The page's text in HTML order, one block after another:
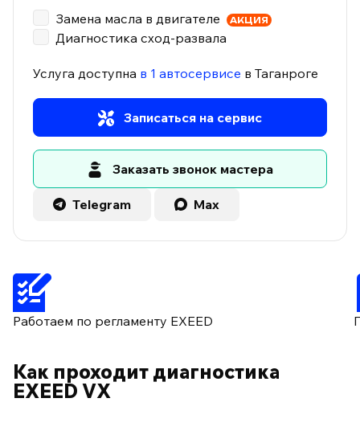
АКЦИЯ
Замена масла в двигателе
Диагностика сход-развала
Услуга доступна в 1 автосервисе в Таганроге
Записаться на сервис
Заказать звонок мастера
Telegram Max
Работаем по регламенту EXEED
Как проходит диагностика
EXEED VX